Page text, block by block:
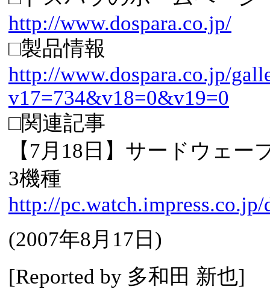
http://www.dospara.co.jp/
□製品情報
http://www.dospara.co.jp/
v17=734&v18=0&v19=0
□関連記事
【7月18日】サードウェー
3機種
http://
(2007年8月17日 )
[Reported by 多和田 新也]